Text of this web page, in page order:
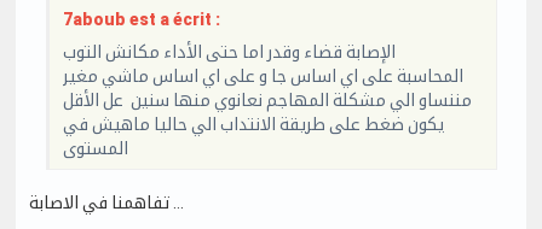
7aboub est a écrit :
الإصابة قضاء وقدر اما حتى الأداء مكانش التوب
المحاسبة على اي اساس جا و على اي اساس ماشي مغير
مننساو الي مشكلة المهاجم نعانوي منها سنين عل الأقل
يكون ضغط على طريقة الانتداب الي حاليا ماهيش في
المستوى
تفاهمنا في الاصابة …